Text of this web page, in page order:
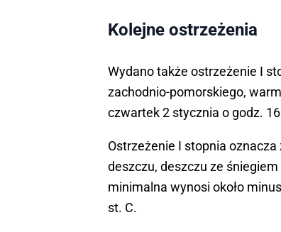
Kolejne ostrzeżenia
Wydano także ostrzeżenie I
zachodnio-pomorskiego,
czwartek 2 stycznia o godz.
Ostrzeżenie I stopnia
deszczu, deszczu ze
minimalna wynosi około
st. C.